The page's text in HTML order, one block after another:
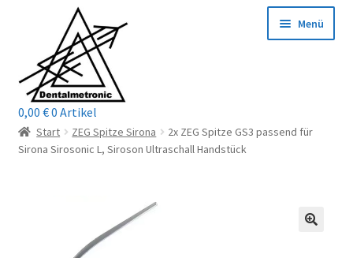
Navigation
springen
springen
Menü
Home
0,00 €0 Artikel
Start ZEG Spitze Sirona
2x ZEG Spitze GS3 passend für
Sirona Sirosonic L, Siroson Ultraschall Handstück